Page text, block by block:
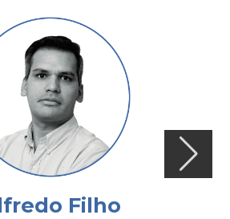
Filho